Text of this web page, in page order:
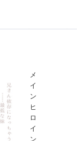
メ
イ
ン
ヒ
ロ
イ
ン